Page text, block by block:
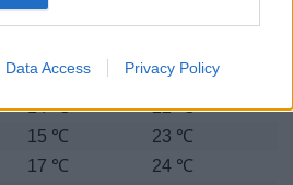
Data Access Privacy Policy
15 ℃
21 ℃
14 ℃
22 ℃
15 ℃
23 ℃
17 ℃
24 ℃